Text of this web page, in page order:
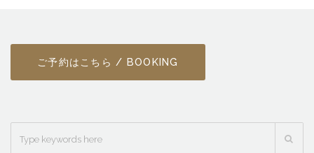
ご予約はこちら / BOOKING